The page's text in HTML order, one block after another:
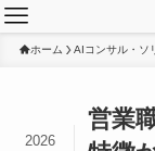
ホーム AIコンサル・ソ
営業
2026